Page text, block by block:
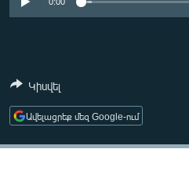
ՄԻՋԱԶԳԱՅԻՆ
ՄԵԿՆԱԲԱՆՈՒԹՅՈՒՆ
ՏՏ ԵՒ ԻՆՏԵՐՆԵՏ
Կիսվել
Ավելացրեք մեզ Google-ում